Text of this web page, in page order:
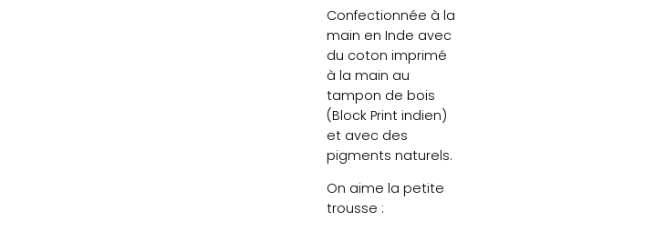
Confectionnée à la
main en Inde avec
du coton imprimé
à la main au
tampon de bois
(Block Print indien)
et avec des
pigments naturels.
On aime la petite
trousse :